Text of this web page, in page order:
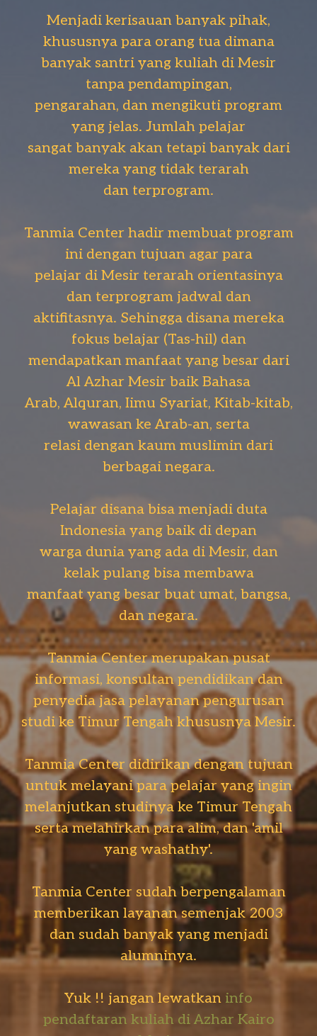
Menjadi kerisauan banyak pihak,
khususnya para orang tua dimana
banyak santri yang kuliah di Mesir
tanpa pendampingan,
pengarahan, dan mengikuti program
yang jelas. Jumlah pelajar
sangat banyak akan tetapi banyak dari
mereka yang tidak terarah
dan terprogram.
Tanmia Center hadir membuat program
ini dengan tujuan agar para
pelajar di Mesir terarah orientasinya
dan terprogram jadwal dan
aktifitasnya. Sehingga disana mereka
fokus belajar (Tas-hil) dan
mendapatkan manfaat yang besar dari
Al Azhar Mesir baik Bahasa
Arab, Alquran, Iimu Syariat, Kitab-kitab,
wawasan ke Arab-an, serta
relasi dengan kaum muslimin dari
berbagai negara.
Pelajar disana bisa menjadi duta
Indonesia yang baik di depan
warga dunia yang ada di Mesir, dan
kelak pulang bisa membawa
manfaat yang besar buat umat, bangsa,
dan negara.
Tanmia Center merupakan pusat
informasi, konsultan pendidikan dan
penyedia jasa pelayanan pengurusan
studi ke Timur Tengah khususnya Mesir.
Tanmia Center didirikan dengan tujuan
untuk melayani para pelajar yang ingin
melanjutkan studinya ke Timur Tengah
serta melahirkan para alim, dan 'amil
yang washathy'.
Tanmia Center sudah berpengalaman
memberikan layanan semenjak 2003
dan sudah banyak yang menjadi
alumninya.
Yuk !! jangan lewatkan info
pendaftaran kuliah di Azhar Kairo